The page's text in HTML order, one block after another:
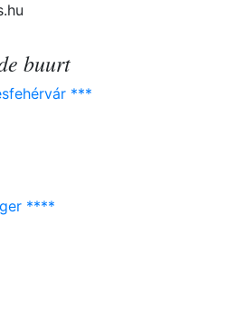
buurt
***
****